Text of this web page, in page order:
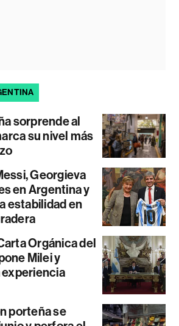
sorprende al
su nivel más
Georgieva
en Argentina y
estabilidad en
Orgánica del
Milei y
porteña se